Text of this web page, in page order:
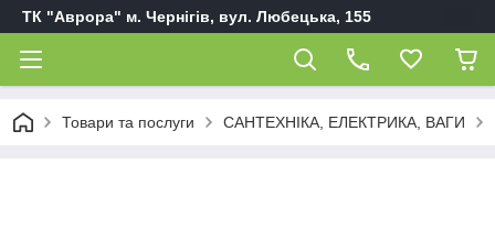
ТК "Аврора" м. Чернігів, вул. Любецька, 155
Товари та послуги САНТЕХНІКА, ЕЛЕКТРИКА, ВАГИ